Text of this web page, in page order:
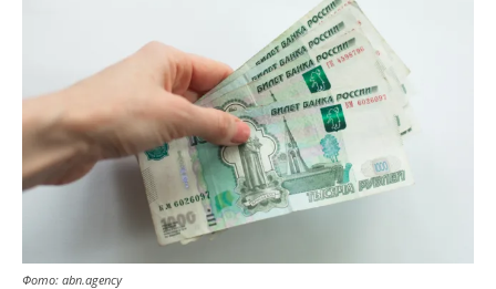
Фото: abn.agency